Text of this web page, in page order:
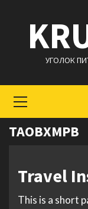
содержимому
УГОЛОК
меню
TAOBXMPB
Travel
This is a short